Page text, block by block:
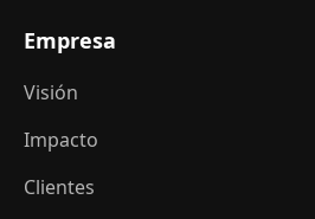
Empresa
Visión
Impacto
Clientes